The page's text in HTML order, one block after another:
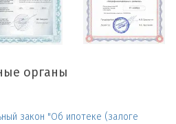
органы
закон "Об ипотеке (залоге